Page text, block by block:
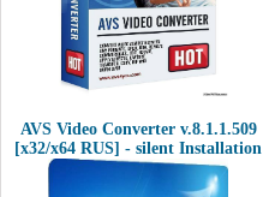
AVS Video Converter v.8.1.1.509
[x32/x64 RUS] - silent Installation